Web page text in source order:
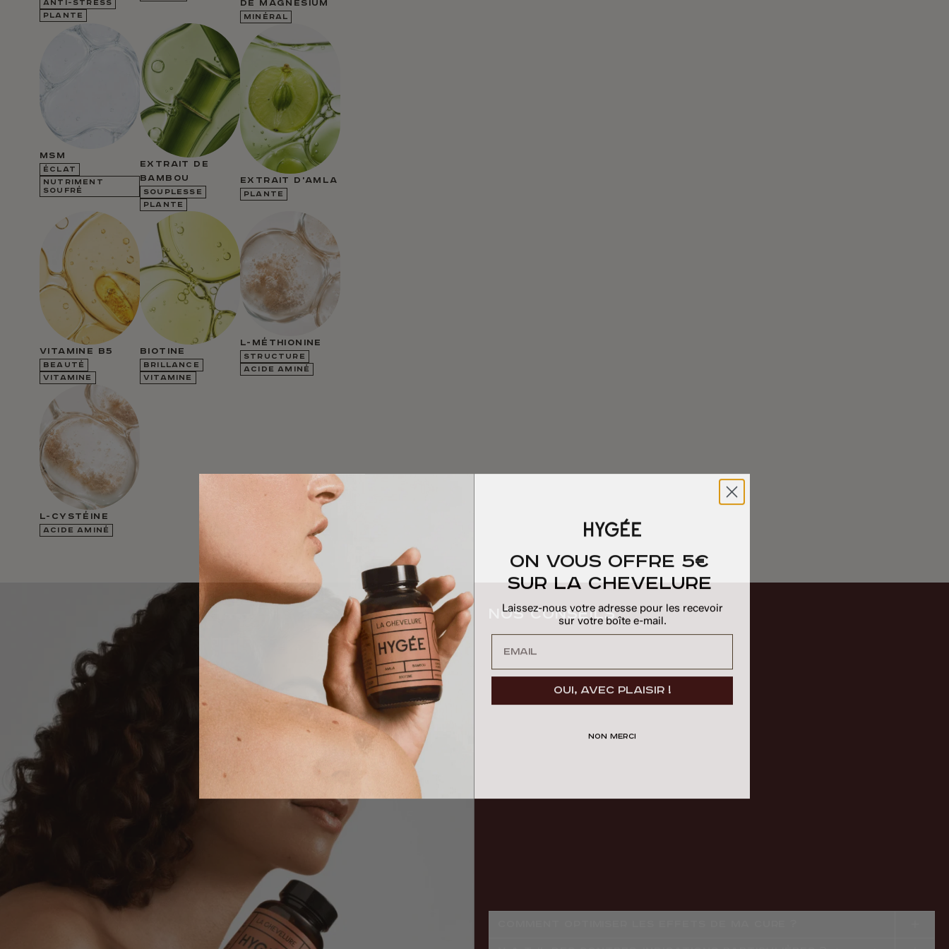
ANTI-STRESS
PLANTE
DE MAGNÉSIUM
MINÉRAL
MSM
ÉCLAT
NUTRIMENT
SOUFRÉ
EXTRAIT DE
BAMBOU
SOUPLESSE
PLANTE
EXTRAIT D'AMLA
PLANTE
VITAMINE B5
BEAUTÉ
VITAMINE
BIOTINE
BRILLANCE
VITAMINE
L-MÉTHIONINE
STRUCTURE
ACIDE AMINÉ
L-CYSTÉINE
ACIDE AMINÉ
Nos conseils
On vous offre 5€
sur La Chevelure
Laissez-nous votre adresse pour les recevoir
sur votre boîte e-mail.
Oui, avec plaisir !
NON MERCI